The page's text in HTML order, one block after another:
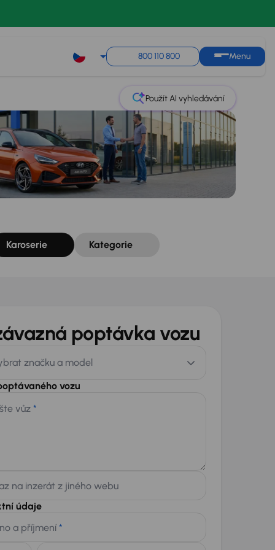
800 110 800 Menu
Použít AI vyhledávání
Karoserie Kategorie
poptávka vozu
značku a model
vozu
vůz *
na inzerát z jiného webu
údaje
a příjmení *